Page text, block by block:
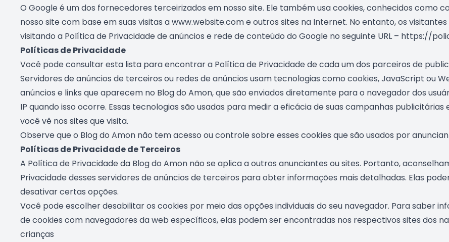
O Google é um dos fornecedores terceirizados em nosso site. Ele também usa cookies, conhecidos como
nosso site com base em suas visitas a www.website.com e outros sites na Internet. No entanto, os
visitando a Política de Privacidade de anúncios e rede de conteúdo do Google no seguinte URL – https://
Políticas de Privacidade
Você pode consultar esta lista para encontrar a Política de Privacidade de cada um dos parceiros de
Servidores de anúncios de terceiros ou redes de anúncios usam tecnologias como cookies, JavaScript ou
anúncios e links que aparecem no Blog do Amon, que são enviados diretamente para o navegador dos
IP quando isso ocorre. Essas tecnologias são usadas para medir a eficácia de suas campanhas
você vê nos sites que visita.
Observe que o Blog do Amon não tem acesso ou controle sobre esses cookies que são usados por
Políticas de Privacidade de Terceiros
A Política de Privacidade da Blog do Amon não se aplica a outros anunciantes ou sites. Portanto,
Privacidade desses servidores de anúncios de terceiros para obter informações mais detalhadas. Elas
desativar certas opções.
Você pode escolher desabilitar os cookies por meio das opções individuais do seu navegador. Para saber
de cookies com navegadores da web específicos, elas podem ser encontradas nos respectivos sites dos
crianças